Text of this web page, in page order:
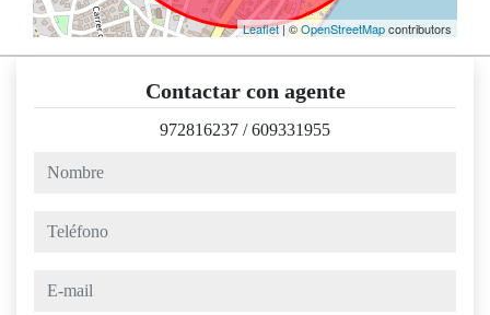
Leaflet| ©OpenStreetMapcontributors
Contactar con agente
972816237 /609331955
nombre
teléfono
e-mail